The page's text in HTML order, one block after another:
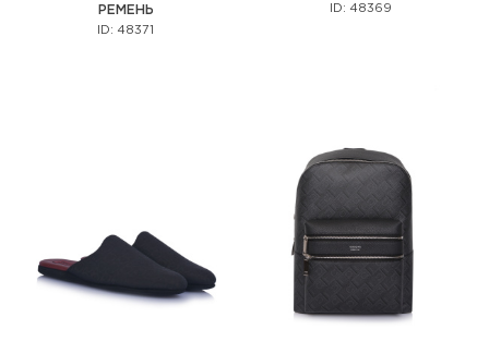
РЕМЕНЬ
ID: 48371
ID: 48369